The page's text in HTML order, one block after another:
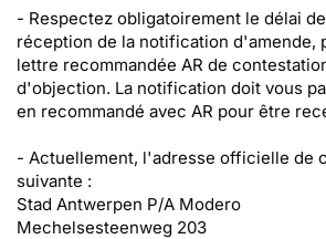
- Respectez obligatoirement le délai
réception de la notification d'amende,
lettre recommandée AR de
d'objection. La notification doit vous
en recommandé avec AR pour être
- Actuellement, l'adresse officielle de
suivante :
Stad Antwerpen P/A Modero
Mechelsesteenweg 203